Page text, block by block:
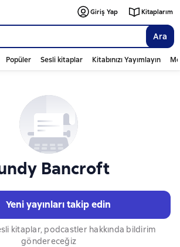
Ara
Giriş Yap Kitaplarım
Popüler Sesli kitaplar Kitabınızı Yayımlayın
Bancroft
Yeni yayınları takip edin
kitaplar, podcastler hakkında bildirim
göndereceğiz